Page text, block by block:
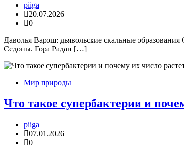
piiga
20.07.2026
0
Даволья Варош: дьявольские скальные
Седоны. Гора Радан […]
Мир природы
Что такое супербактерии и
piiga
07.01.2026
0